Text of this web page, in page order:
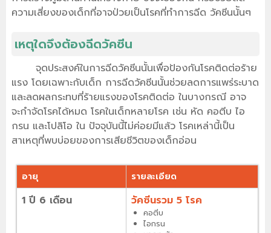
ความเสี่ยงของเด็กที่อาจป่วยเป็นโรคที่ทำการฉีด วัคซีนน้ันๆ
เหตุใดจึงต้องฉีดวัคซีน
จุดประสงค์ในการฉีดวัคซีนนั้นเพื่อป้องกันโรคติดต่อร้าย
แรง โดยเฉพาะกับเด็ก การฉีดวัคซีนนั้นช่วยลดการแพร่ระบาด
และลดผลกระทบที่ร้ายแรงของโรคติดต่อ ในบางกรณี อาจ
จะกําจัดโรคได้หมด โรคในเด็กหลายโรค เช่น หัด คอตีบ ไอ
กรน และโปลิโอ ใน ปัจจุบันนี้ไม่ค่อยมีแล้ว โรคเหล่านี้เป็น
สาเหตุที่พบบ่อยของการเสียชีวิตของเด็กอ่อน
อายุ รายละเอียด
1 ปี 6 เดือน วัคซีนรวม 5 โรค
คอตีบ
ไอกรน